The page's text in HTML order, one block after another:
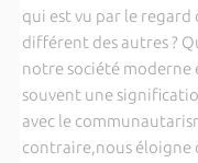
qui est vu par le regard
différent des autres ?
notre société moderne
souvent une
avec le
contraire,nous éloigne